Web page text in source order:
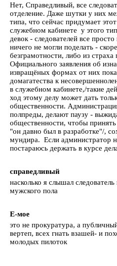
Нет, Справедливый, все
отделение. Даже шутки у них
типа, что сейчас придумает
служебном кабинете у этого
девок - следователей все
ничего не могли поделать -
безграмотности, либо из страха
Официального заявления об
извращёных формах от них
домагатества к
в служебном кабинете,/такие
ход этому делу может дать
общественности.
полпреды, делают паузу -
общественности, чтобы
"он давно был в разработке"/,
мундира. Если администратор
постараюсь держать в курсе
справедливый
насколько я слышал
мужского пола
Е-мое
это не прокуратура, а
вертеп, всех гнать взашей- и
молодых пилоток